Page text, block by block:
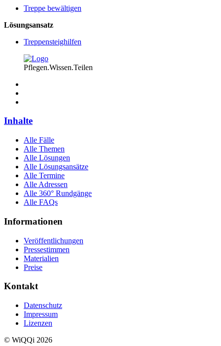
Treppe bewältigen
Lösungsansatz
Treppensteighilfen
Pflegen.Wissen.Teilen
Inhalte
Alle Fälle
Alle Themen
Alle Lösungen
Alle Lösungsansätze
Alle Termine
Alle Adressen
Alle 360° Rundgänge
Alle FAQs
Informationen
Veröffentlichungen
Pressestimmen
Materialien
Preise
Kontakt
Datenschutz
Impressum
Lizenzen
© WiQQi 2026